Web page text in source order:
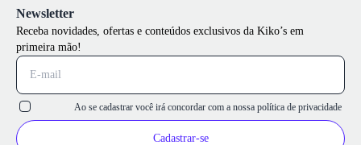
Newsletter
Receba novidades, ofertas e conteúdos exclusivos da Kiko’s em
primeira mão!
Ao se cadastrar você irá concordar com a nossa política de privacidade
Cadastrar-se